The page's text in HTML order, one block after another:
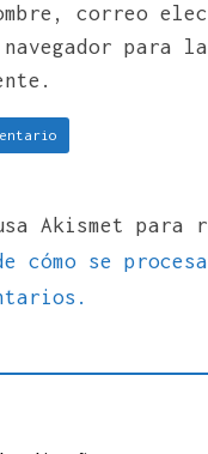
correo
para
Akismet para
cómo se